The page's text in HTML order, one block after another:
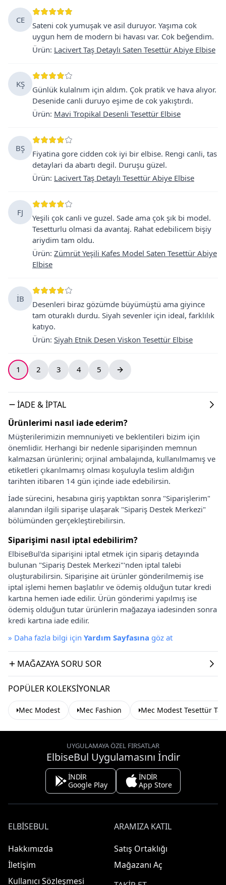
CE
Sateni cok yumuşak ve asil duruyor. Yaşıma cok
uygun hem de modern bi havası var. Cok beğendim.
Ürün: Lacivert Taş Detaylı Saten Tesettür Abiye Elbise
KŞ
Günlük kulalnım için aldım. Çok pratik ve hava alıyor.
Desenide canli duruyo eşime de cok yakıştırdı.
Ürün: Mavi Tropikal Desenli Tesettür Elbise
BŞ
Fiyatina gore cidden cok iyi bir elbise. Rengi canli, tas
detaylari da abartı degil. Duruşu güzel.
Ürün: Lacivert Taş Detaylı Tesettür Abiye Elbise
FJ
Yeşili çok canli ve guzel. Sade ama çok şık bi model.
Tesetturlu olmasi da avantaj. Rahat edebilicem bişiy
ariydim tam oldu.
Ürün: Zümrüt Yeşili Kafes Model Saten Tesettür Abiye
Elbise
İB
Desenleri biraz gözümde büyümüştü ama giyince
tam oturaklı durdu. Siyah sevenler için ideal, farklılık
katıyo.
Ürün: Siyah Etnik Desen Viskon Tesettür Elbise
1 2 3 4 5
İADE & İPTAL
Ürünlerimi nasıl iade ederim?
Müşterilerimizin memnuniyeti ve beklentileri bizim için
önemlidir. Herhangi bir nedenle siparişinden memnun
kalmazsan ürünlerini; orjinal ambalajında, kullanılmamış ve
etiketleri çıkarılmamış olması koşuluyla teslim aldığın
tarihten itibaren 14 gün içinde iade edebilirsin.
İade sürecini, hesabına giriş yaptıktan sonra "Siparişlerim"
alanından ilgili siparişe ulaşarak "Sipariş Destek Merkezi"
bölümünden gerçekleştirebilirsin.
Siparişimi nasıl iptal edebilirim?
ElbiseBul'da siparişini iptal etmek için sipariş detayında
bulunan "Sipariş Destek Merkezi"'nden iptal talebi
oluşturabilirsin. Siparişine ait ürünler gönderilmemiş ise
iptal işlemi hemen başlatılır ve ödemiş olduğun tutar kredi
kartına hemen iade edilir. Ürün gönderimi yapılmış ise
ödemiş olduğun tutar ürünlerin mağazaya iadesinden sonra
kredi kartına iade edilir.
» Daha fazla bilgi için Yardım Sayfasına göz at
MAĞAZAYA SORU SOR
POPÜLER KOLEKSIYONLAR
Mec Modest Mec Fashion Mec Modest Tesettür
UYGULAMAYA ÖZEL FIRSATLAR
ElbiseBul Uygulamasını İndir
İNDİR
Google Play
İNDİR
App Store
ELBISEBUL
Hakkımızda
İletişim
Kullanıcı Sözleşmesi
ARAMIZA KATIL
Satış Ortaklığı
Mağazanı Aç